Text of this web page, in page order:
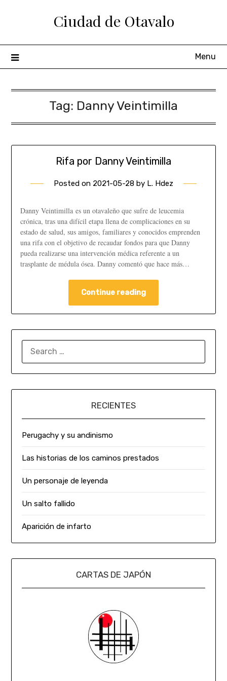
Ciudad de Otavalo
Menu
Tag: Danny Veintimilla
Rifa por Danny Veintimilla
Posted on 2021-05-28 by L. Hdez
Danny Veintimilla es un otavaleño que sufre de leucemia
crónica, tras una difícil etapa llena de complicaciones en su
estado de salud, sus amigos, familiares y conocidos emprenden
una rifa con el objetivo de recaudar fondos para que Danny
pueda realizarse una intervención médica referente a un
trasplante de médula ósea. Danny comentó que hace más…
Continue reading
RECIENTES
Perugachy y su andinismo
Las historias de los caminos prestados
Un personaje de leyenda
Un salto fallido
Aparición de infarto
CARTAS DE JAPÓN